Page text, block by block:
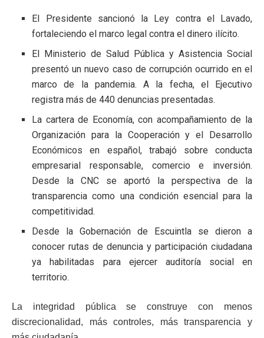
El Presidente sancionó la Ley contra el Lavado,
fortaleciendo el marco legal contra el dinero ilícito.
El Ministerio de Salud Pública y Asistencia Social
presentó un nuevo caso de corrupción ocurrido en el
marco de la pandemia. A la fecha, el Ejecutivo
registra más de 440 denuncias presentadas.
La cartera de Economía, con acompañamiento de la
Organización para la Cooperación y el Desarrollo
Económicos en español, trabajó sobre conducta
empresarial responsable, comercio e inversión.
Desde la CNC se aportó la perspectiva de la
transparencia como una condición esencial para la
competitividad.
Desde la Gobernación de Escuintla se dieron a
conocer rutas de denuncia y participación ciudadana
ya habilitadas para ejercer auditoría social en
territorio.
La integridad pública se construye con menos
discrecionalidad, más controles, más transparencia y